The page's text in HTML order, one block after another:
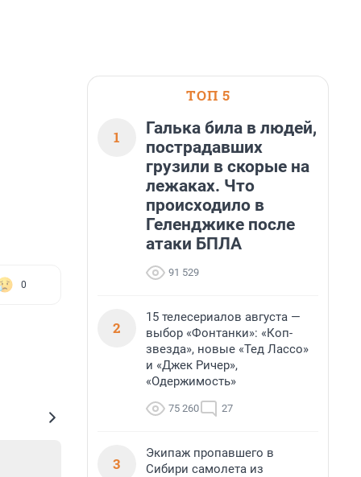
0
ТОП 5
1
Галька била в людей,
пострадавших
грузили в скорые на
лежаках. Что
происходило в
Геленджике после
атаки БПЛА
91 529
2
15 телесериалов августа —
выбор «Фонтанки»: «Коп-
звезда», новые «Тед Лассо»
и «Джек Ричер»,
«Одержимость»
75 260 27
3
Экипаж пропавшего в
Сибири самолета из